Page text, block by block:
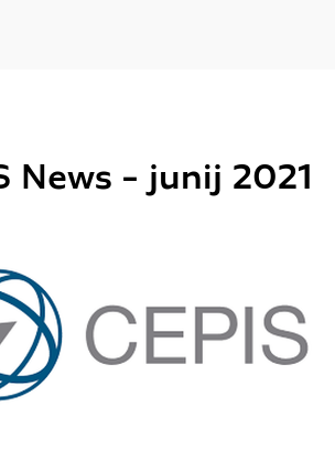
News - junij 2021